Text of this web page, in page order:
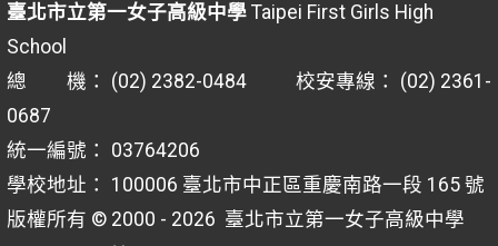
臺北市立第一女子高級中學Taipei First Girls High
School
總 機： (02) 2382-0484 校安專線： (02) 2361-
0687
統一編號： 03764206
學校地址： 100006 臺北市中正區重慶南路一段 165 號
版權所有 © 2000 - 2026 臺北市立第一女子高級中學